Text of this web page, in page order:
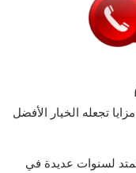
تجعله الخيار الأفضل
تمتد لسنوات عديدة في